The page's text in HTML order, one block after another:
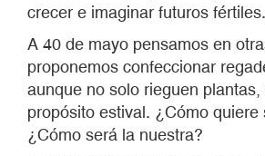
crecer e imaginar futuros fértiles.
A 40 de mayo pensamos en
proponemos confeccionar
aunque no solo rieguen
propósito estival. ¿Cómo quiere
¿Cómo será la nuestra?